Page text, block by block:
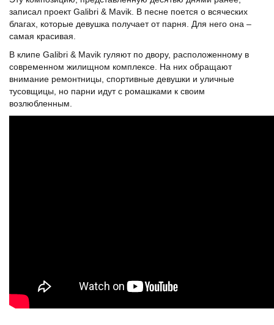
записал проект Galibri & Mavik. В песне поется о всяческих
благах, которые девушка получает от парня. Для него она –
самая красивая.
В клипе Galibri & Mavik гуляют по двору, расположенному в
современном жилищном комплексе. На них обращают
внимание ремонтницы, спортивные девушки и уличные
тусовщицы, но парни идут с ромашками к своим
возлюбленным.